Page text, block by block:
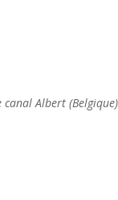
Albert (Belgique)